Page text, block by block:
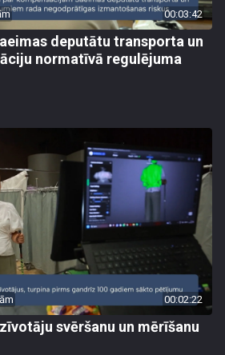
00:03:42
deputātu transporta un
normatīvā regulējuma
00:02:22
svēršanu un mērīšanu